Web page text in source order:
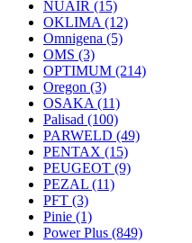
NUAIR (15)
OKLIMA (12)
Omnigena (5)
OMS (3)
OPTIMUM (214)
Oregon (3)
OSAKA (11)
Palisad (100)
PARWELD (49)
PENTAX (15)
PEUGEOT (9)
PEZAL (11)
PFT (3)
Pinie (1)
Power Plus (849)